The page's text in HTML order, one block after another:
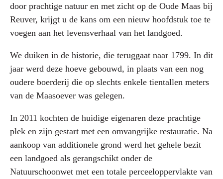
door prachtige natuur en met zicht op de Oude Maas bij
Reuver, krijgt u de kans om een nieuw hoofdstuk toe te
voegen aan het levensverhaal van het landgoed.
We duiken in de historie, die teruggaat naar 1799. In dit
jaar werd deze hoeve gebouwd, in plaats van een nog
oudere boerderij die op slechts enkele tientallen meters
van de Maasoever was gelegen.
In 2011 kochten de huidige eigenaren deze prachtige
plek en zijn gestart met een omvangrijke restauratie. Na
aankoop van additionele grond werd het gehele bezit
een landgoed als gerangschikt onder de
Natuurschoonwet met een totale perceeloppervlakte van